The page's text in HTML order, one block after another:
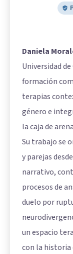
Daniela
Universidad
formación
terapias
género e
la caja de
Su trabajo se
y parejas
narrativo,
procesos de
duelo por
un espacio
con la historia